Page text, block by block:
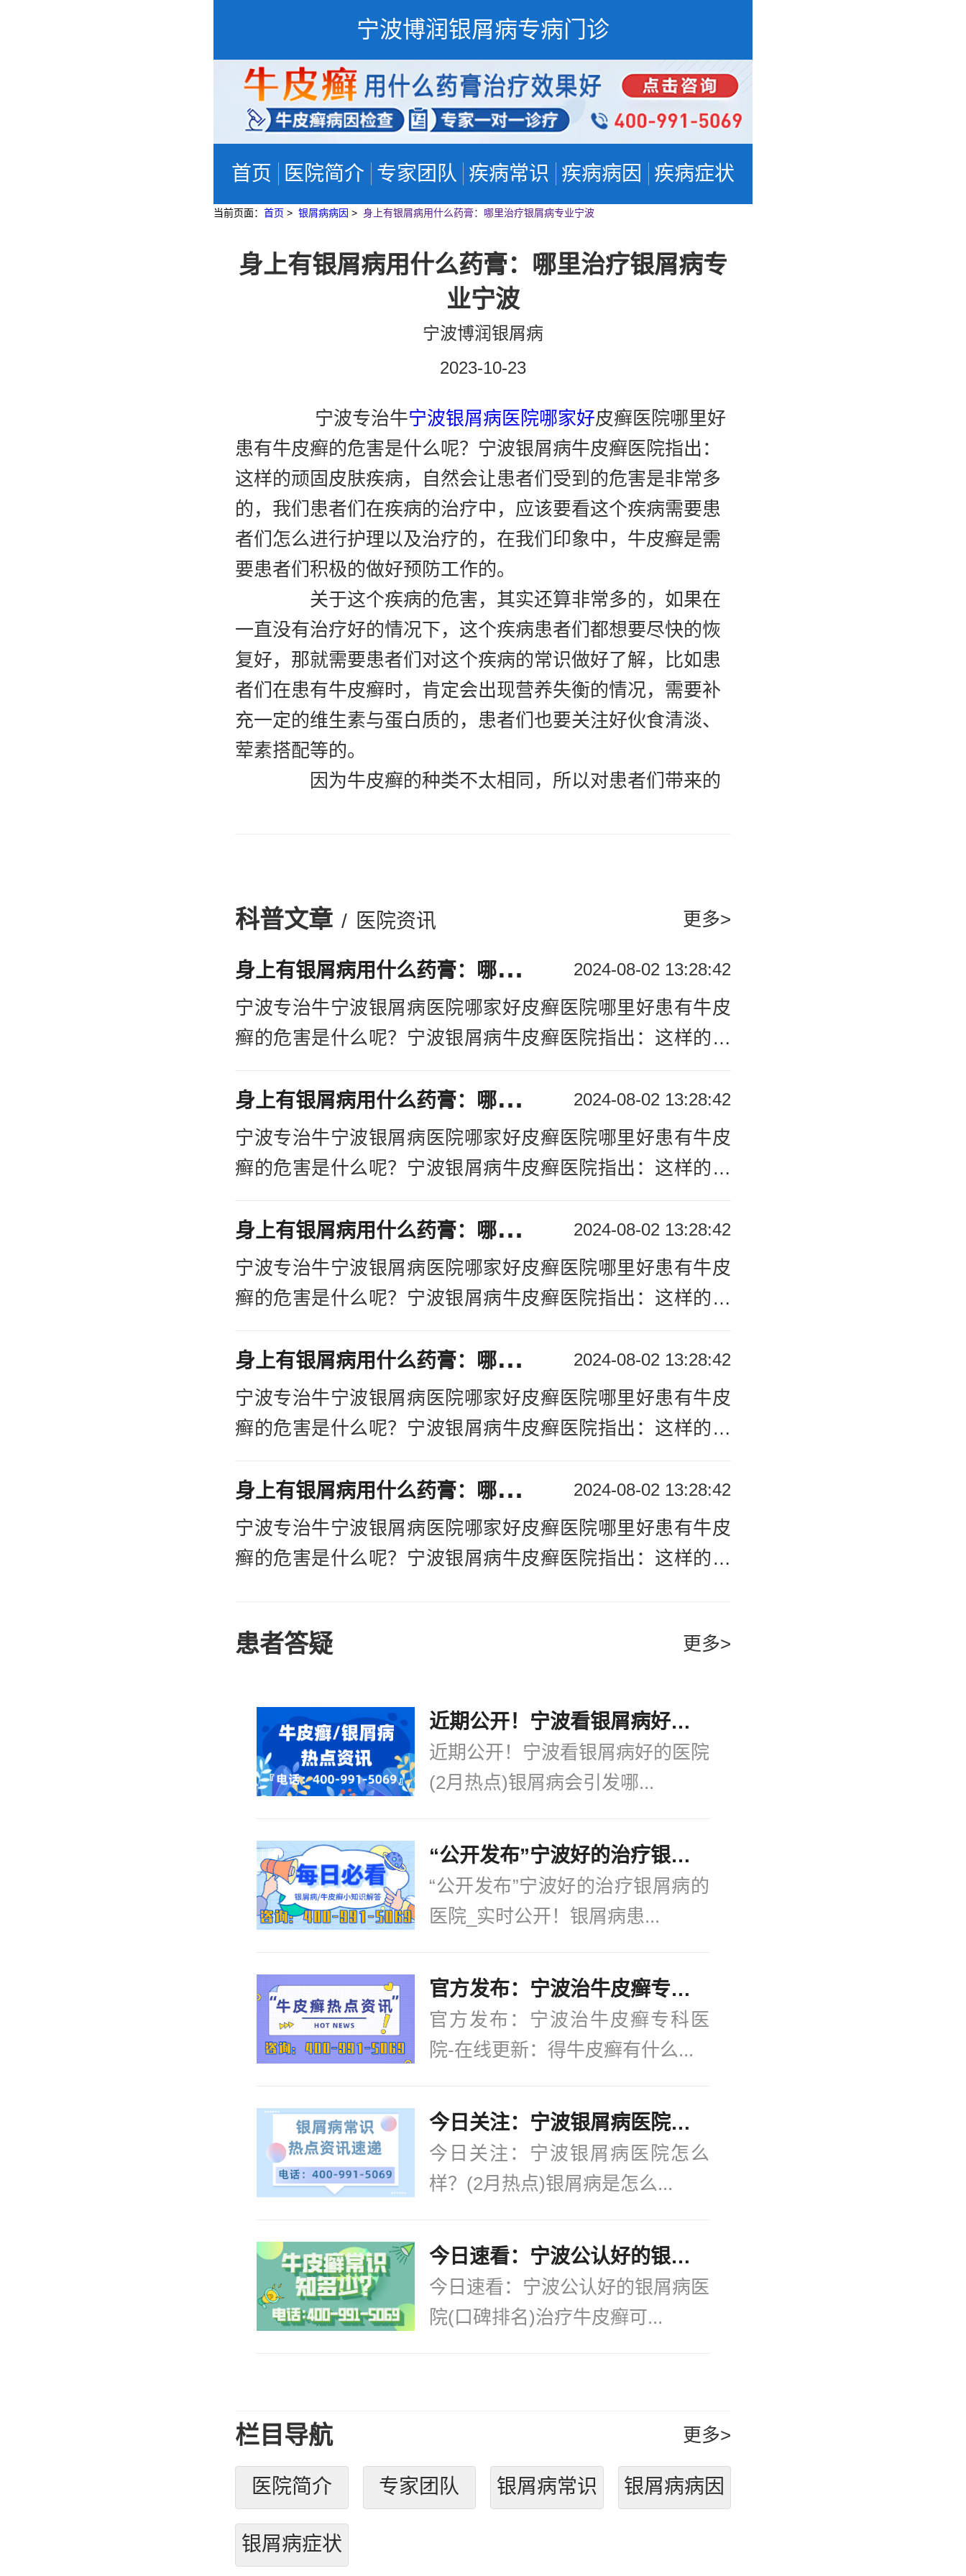
宁波博润银屑病专病门诊
首页 医院简介 专家团队 疾病常识 疾病病因 疾病症状
当前页面： 首页 > 银屑病病因 > 身上有银屑病用什么药膏：哪里治疗银屑病专业宁波
身上有银屑病用什么药膏：哪里治疗银屑病专
业宁波
宁波博润银屑病
2023-10-23
宁波专治牛宁波银屑病医院哪家好皮癣医院哪里好
患有牛皮癣的危害是什么呢？宁波银屑病牛皮癣医院指出：
这样的顽固皮肤疾病，自然会让患者们受到的危害是非常多
的，我们患者们在疾病的治疗中，应该要看这个疾病需要患
者们怎么进行护理以及治疗的，在我们印象中，牛皮癣是需
要患者们积极的做好预防工作的。
关于这个疾病的危害，其实还算非常多的，如果在
一直没有治疗好的情况下，这个疾病患者们都想要尽快的恢
复好，那就需要患者们对这个疾病的常识做好了解，比如患
者们在患有牛皮癣时，肯定会出现营养失衡的情况，需要补
充一定的维生素与蛋白质的，患者们也要关注好伙食清淡、
荤素搭配等的。
因为牛皮癣的种类不太相同，所以对患者们带来的
能会让自己产生一些关节上的损害，比如晨僵、积液、会有
残疾可能，危害还是比较大的。
牛皮癣它在我们日常中也是比较可见的，这个疾病
患者们可以根据自己患上疾病的情况，然后进行治疗的，就
比如说患者们的皮损不严重，轻微的牛皮癣，是可以用外用
药物进行治疗：但是如果皮损比较严重，或是严重的，就可
宁波专治牛皮癣医院哪里好 患有牛皮癣的危害是什
么呢？宁波银屑病牛皮癣医院指出：患者们可以采取药浴方
法的，主要是针对于严重的牛皮癣患者们，能够起到不错的
促进血液循环的，患者可以一周泡一次，不过要坚持下来，
才会有效果，这个方法也并不一定适合所有的人，建议患者
使用时，一定要与医生确定好。
科普文章 / 医院资讯 更多>
身
上有银屑病用什么药膏：哪里治疗银屑病专业宁波 2024-08-02 13:28:42
宁波专治牛宁波银屑病医院哪家好皮癣医院哪里好患有牛皮
癣的危害是什么呢？宁波银屑病牛皮癣医院指出：这样的顽
患者们在疾病的治疗中，应该要看这个疾病需要患者们怎么
进行护理以及治疗的，在我们印象中，牛皮癣是需要患者们
积极的做好预防工作的。关于这个疾病的危害，其实还算非
身
上有银屑病用什么药膏：哪里治疗银屑病专业宁波 2024-08-02 13:28:42
宁波专治牛宁波银屑病医院哪家好皮癣医院哪里好患有牛皮
癣的危害是什么呢？宁波银屑病牛皮癣医院指出：这样的顽
患者们在疾病的治疗中，应该要看这个疾病需要患者们怎么
进行护理以及治疗的，在我们印象中，牛皮癣是需要患者们
积极的做好预防工作的。关于这个疾病的危害，其实还算非
身
上有银屑病用什么药膏：哪里治疗银屑病专业宁波 2024-08-02 13:28:42
宁波专治牛宁波银屑病医院哪家好皮癣医院哪里好患有牛皮
癣的危害是什么呢？宁波银屑病牛皮癣医院指出：这样的顽
患者们在疾病的治疗中，应该要看这个疾病需要患者们怎么
进行护理以及治疗的，在我们印象中，牛皮癣是需要患者们
积极的做好预防工作的。关于这个疾病的危害，其实还算非
身
上有银屑病用什么药膏：哪里治疗银屑病专业宁波 2024-08-02 13:28:42
宁波专治牛宁波银屑病医院哪家好皮癣医院哪里好患有牛皮
癣的危害是什么呢？宁波银屑病牛皮癣医院指出：这样的顽
患者们在疾病的治疗中，应该要看这个疾病需要患者们怎么
进行护理以及治疗的，在我们印象中，牛皮癣是需要患者们
积极的做好预防工作的。关于这个疾病的危害，其实还算非
身
上有银屑病用什么药膏：哪里治疗银屑病专业宁波 2024-08-02 13:28:42
宁波专治牛宁波银屑病医院哪家好皮癣医院哪里好患有牛皮
癣的危害是什么呢？宁波银屑病牛皮癣医院指出：这样的顽
进行护理以及治疗的，在我们印象中，牛皮癣是需要患者们
常多的，如[详情]
患者答疑 更多>
近期公开！宁波看银屑病好的医院(2月热点)银屑病会引发哪些并发症？
近期公开！宁波看银屑病好的医院
(2月热点)银屑病会引发哪...
“公开发布”宁波好的治疗银屑病的医院_实时公开！银屑病患者能吃菠萝蜜吗？
“公开发布”宁波好的治疗银屑病的
医院_实时公开！银屑病患...
官方发布：宁波治牛皮癣专科医院-在线更新：得牛皮癣有什么忌口的吗？
官方发布：宁波治牛皮癣专科医
院-在线更新：得牛皮癣有什么...
今日关注：宁波银屑病医院怎么样？(2月热点)银屑病是怎么染上的？
今日关注：宁波银屑病医院怎么
样？(2月热点)银屑病是怎么...
今日速看：宁波公认好的银屑病医院(口碑排名)治疗牛皮癣可以不吃药不打针吗？
今日速看：宁波公认好的银屑病医
院(口碑排名)治疗牛皮癣可...
栏目导航 更多>
医院简介 专家团队 银屑病常识 银屑病病因
银屑病症状